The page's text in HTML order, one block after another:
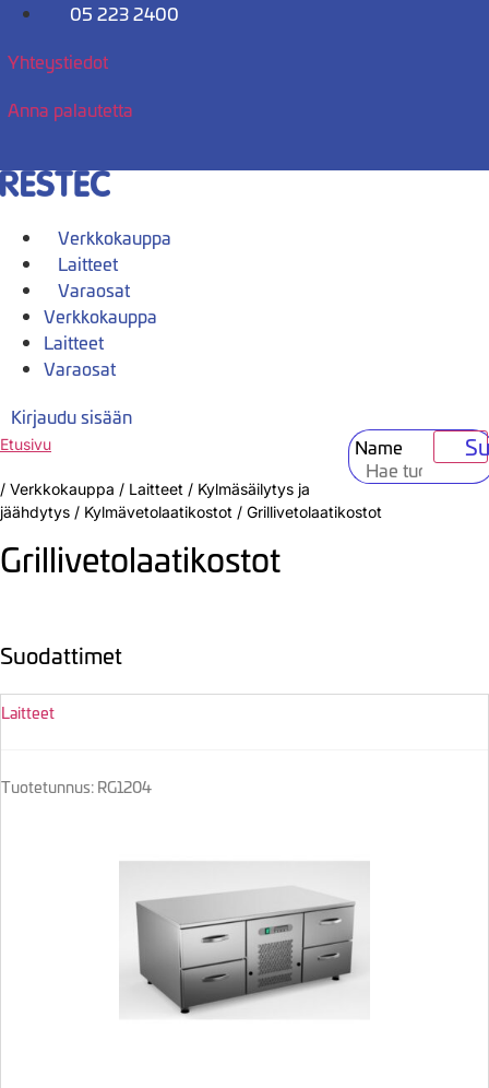
Mene
05 223 2400
Yhteystiedot
Anna palautetta
Verkkokauppa
Laitteet
Varaosat
Verkkokauppa
Laitteet
Varaosat
Kirjaudu sisään
Name
Etusivu
/ Verkkokauppa / Laitteet / Kylmäsäilytys ja
jäähdytys / Kylmävetolaatikostot / Grillivetolaatikostot
Grillivetolaatikostot
Suodattimet
Laitteet
Tuotetunnus: RG1204